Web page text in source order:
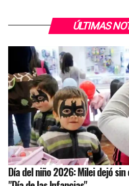
ÚLTIMAS
Día del niño 2026: Milei dejó